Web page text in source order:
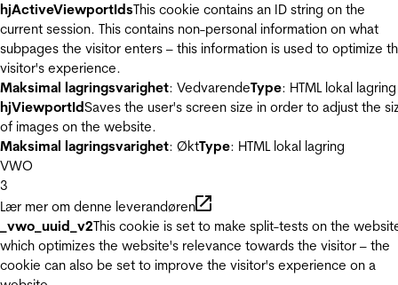
hjActiveViewportIdsThis cookie contains an ID string on the
current session. This contains non-personal information on what
subpages the visitor enters – this information is used to optimize
visitor's experience.
Maksimal lagringsvarighet: VedvarendeType: HTML lokal lagring
hjViewportIdSaves the user's screen size in order to adjust the
of images on the website.
Maksimal lagringsvarighet: ØktType: HTML lokal lagring
VWO
3
Lær mer om denne leverandøren
_vwo_uuid_v2This cookie is set to make split-tests on the
which optimizes the website's relevance towards the visitor – the
cookie can also be set to improve the visitor's experience on a